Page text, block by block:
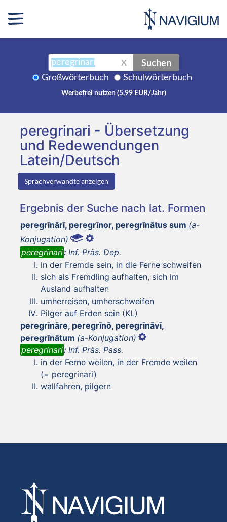
X Suchen
Großwörterbuch Schulwörterbuch
Werbefrei nutzen (5,99 EUR/Jahr)
peregrinari - Übersetzung
und Redewendungen
Latein/Deutsch
Sprachverwandte anzeigen
Ergebnis der Suche nach lat. Formen
peregrīnārī, peregrīnor, peregrīnātus sum (a-
Konjugation)
peregrinari: Inf. Präs. Dep.
in der Fremde sein, in die Ferne schweifen
sich als Fremdling aufhalten, sich im
Ausland aufhalten
umherreisen, umherschweifen
Pilger auf Erden sein (KL)
peregrīnāre, peregrīnō, peregrīnāvī,
peregrīnātum (a-Konjugation)
peregrinari: Inf. Präs. Pass.
in der Ferne weilen, in der Fremde weilen
(= peregrinari)
wallfahren, pilgern